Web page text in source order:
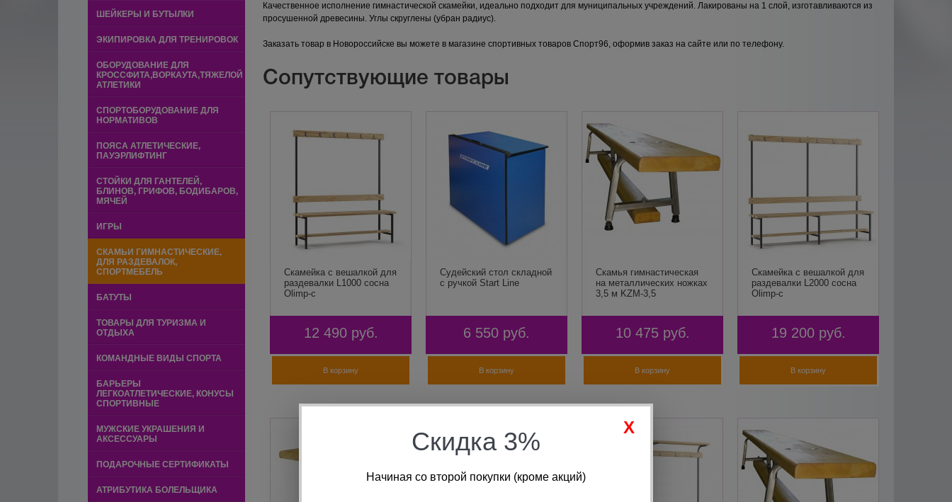
ШЕЙКЕРЫ И БУТЫЛКИ
ЭКИПИРОВКА ДЛЯ ТРЕНИРОВОК
ОБОРУДОВАНИЕ ДЛЯ
КРОССФИТА,ВОРКАУТА,ТЯЖЕЛОЙ
АТЛЕТИКИ
СПОРТОБОРУДОВАНИЕ ДЛЯ
НОРМАТИВОВ
ПОЯСА АТЛЕТИЧЕСКИЕ,
ПАУЭРЛИФТИНГ
СТОЙКИ ДЛЯ ГАНТЕЛЕЙ,
БЛИНОВ, ГРИФОВ, БОДИБАРОВ,
МЯЧЕЙ
ИГРЫ
СКАМЬИ ГИМНАСТИЧЕСКИЕ,
ДЛЯ РАЗДЕВАЛОК,
СПОРТМЕБЕЛЬ
БАТУТЫ
ТОВАРЫ ДЛЯ ТУРИЗМА И
ОТДЫХА
КОМАНДНЫЕ ВИДЫ СПОРТА
БАРЬЕРЫ
ЛЕГКОАТЛЕТИЧЕСКИЕ, КОНУСЫ
СПОРТИВНЫЕ
МУЖСКИЕ УКРАШЕНИЯ И
АКСЕССУАРЫ
ПОДАРОЧНЫЕ СЕРТИФИКАТЫ
АТРИБУТИКА БОЛЕЛЬЩИКА
Качественное исполнение гимнастической скамейки, идеально подходит для муниципальных учреждений. Лакированы на 1 слой, изготавливаются из
просушенной древесины. Углы скруглены (убран радиус).
Заказать товар в Новороссийске вы можете в магазине спортивных товаров Спорт96, оформив заказ на сайте или по телефону.
Сопутствующие товары
Скамейка с вешалкой для
раздевалки L1000 сосна
Olimp-c
12 490 руб.
В корзину
Судейский стол складной
с ручкой Start Line
6 550 руб.
В корзину
Скамья гимнастическая
на металлических ножках
3,5 м KZM-3,5
10 475 руб.
В корзину
Скамейка с вешалкой для
раздевалки L2000 сосна
Olimp-c
19 200 руб.
В корзину
Скидка 3%
Начиная со второй покупки (кроме акций)